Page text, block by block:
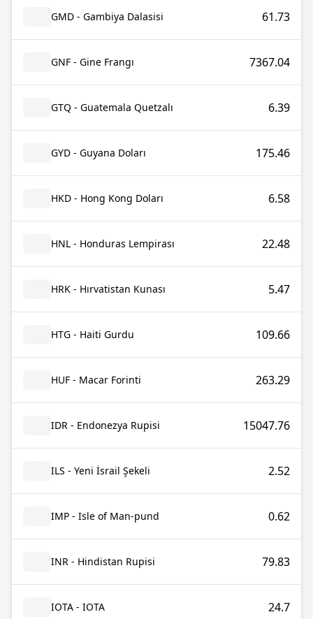
GMD - Gambiya Dalasisi 61.73
GNF - Gine Frangı 7367.04
GTQ - Guatemala Quetzalı 6.39
GYD - Guyana Doları 175.46
HKD - Hong Kong Doları 6.58
HNL - Honduras Lempirası 22.48
HRK - Hırvatistan Kunası 5.47
HTG - Haiti Gurdu 109.66
HUF - Macar Forinti 263.29
IDR - Endonezya Rupisi 15047.76
ILS - Yeni İsrail Şekeli 2.52
IMP - Isle of Man-pund 0.62
INR - Hindistan Rupisi 79.83
IOTA - IOTA 24.7